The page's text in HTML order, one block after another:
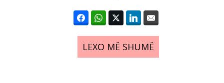
LEXO MË SHUMË